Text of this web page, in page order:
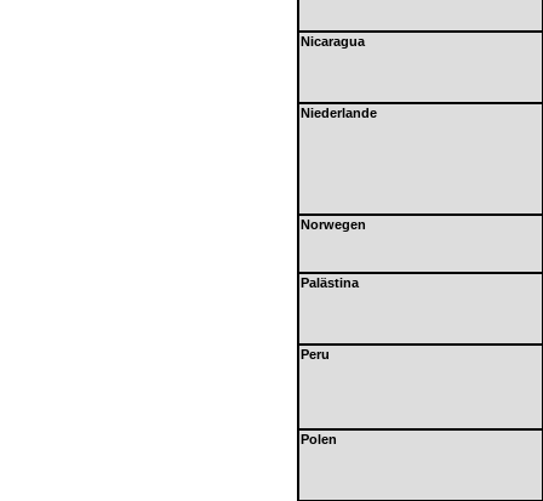
Nicaragua
Niederlande
Norwegen
Palästina
Peru
Polen